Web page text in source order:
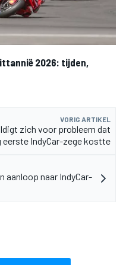
2026: tijden,
VORIG ARTIKEL
zich voor probleem dat
eerste IndyCar-zege kostte
aanloop naar IndyCar-